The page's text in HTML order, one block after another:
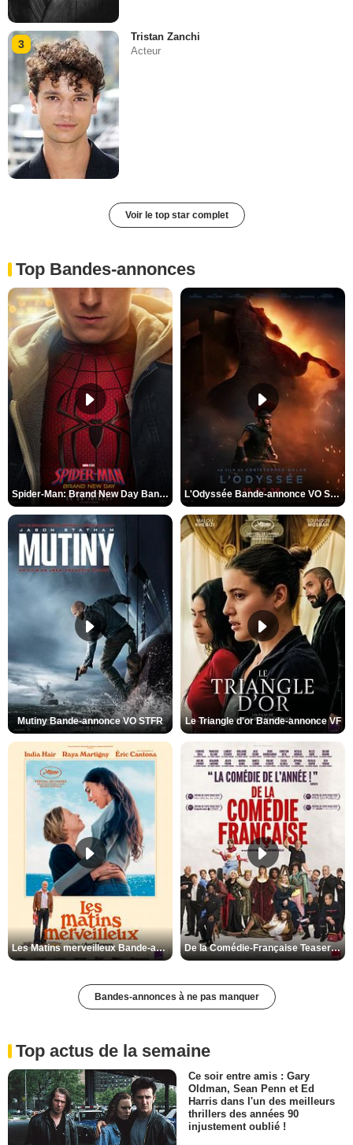
3
Tristan Zanchi
Acteur
Voir le top star complet
Top Bandes-annonces
Spider-Man: Brand New Day Bande-annonce VO STFR L'Odyssée Bande-annonce VO STFR
Mutiny Bande-annonce VO STFR Le Triangle d'or Bande-annonce VF
Les Matins merveilleux Bande-annonce VF De la Comédie-Française Teaser VF
Bandes-annonces à ne pas manquer
Top actus de la semaine
Ce soir entre amis : Gary
Oldman, Sean Penn et Ed
Harris dans l'un des meilleurs
thrillers des années 90
injustement oublié !